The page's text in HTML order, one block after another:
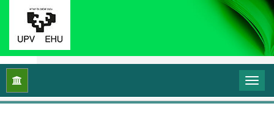
Inicio Vol. 7 Núm. 1 (2019): Investigación en danza